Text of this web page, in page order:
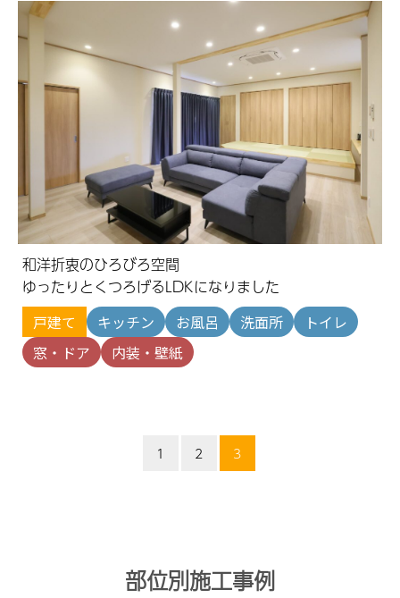
和洋折衷のひろびろ空間
ゆったりとくつろげるLDKになりました
戸建て キッチン お風呂 洗面所
トイレ
窓・ドア
内装・壁紙
1 2 3
部位別施工事例